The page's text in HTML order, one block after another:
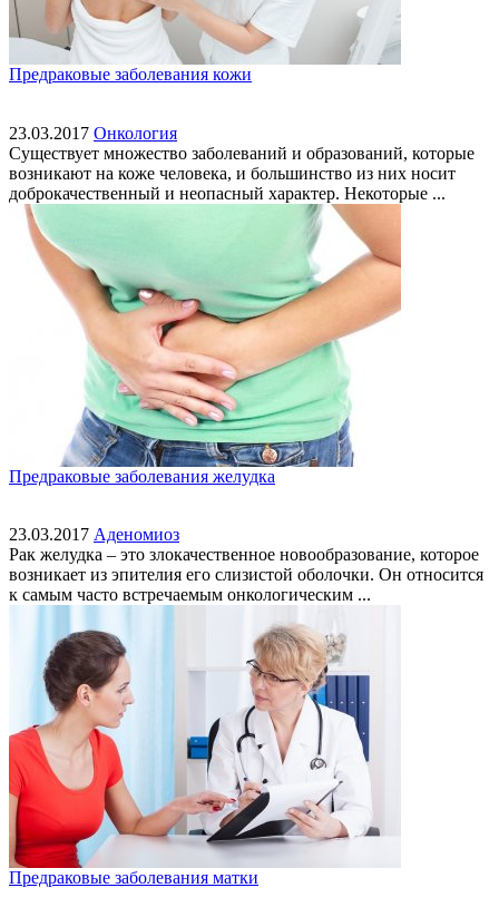
Предраковые заболевания кожи
23.03.2017 Онкология
Существует множество заболеваний и образований, которые
возникают на коже человека, и большинство из них носит
доброкачественный и неопасный характер. Некоторые ...
Предраковые заболевания желудка
23.03.2017 Аденомиоз
Рак желудка – это злокачественное новообразование, которое
возникает из эпителия его слизистой оболочки. Он относится
к самым часто встречаемым онкологическим ...
Предраковые заболевания матки